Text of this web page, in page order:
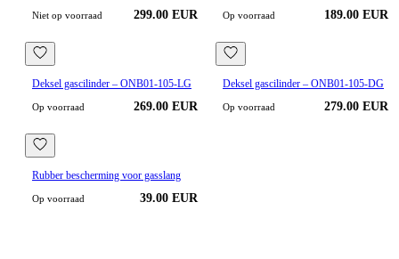
Niet op voorraad 299.00 EUR Op voorraad 189.00 EUR
Deksel gascilinder – ONB01-105-LG
Op voorraad 269.00 EUR
Deksel gascilinder – ONB01-105-DG
Op voorraad 279.00 EUR
Rubber bescherming voor gasslang
Op voorraad 39.00 EUR